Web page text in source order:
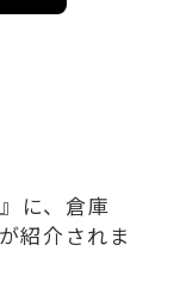
に、倉庫
紹介されま